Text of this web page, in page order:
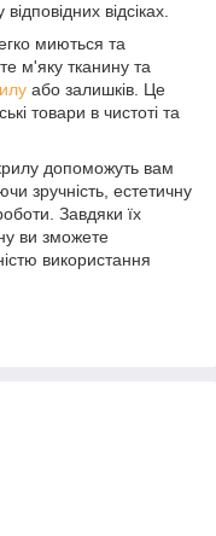
відсіках.
миються та
м'яку тканину та
або залишків. Це
товари в чистоті та
допоможуть вам
зручність, естетичну
Завдяки їх
ви зможете
використання